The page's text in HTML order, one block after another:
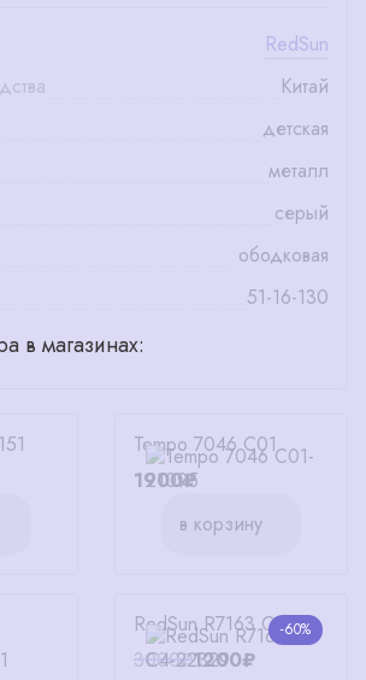
RedSun
Китай
детская
металл
серый
ободковая
51-16-130
в магазинах:
Tempo 7046 C01
1900₽
в корзину
-60%
RedSun R7163 C4
3000₽1200₽